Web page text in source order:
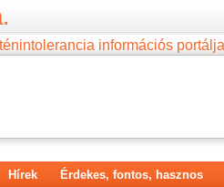
információs
Hírek Érdekes, fontos, hasznos